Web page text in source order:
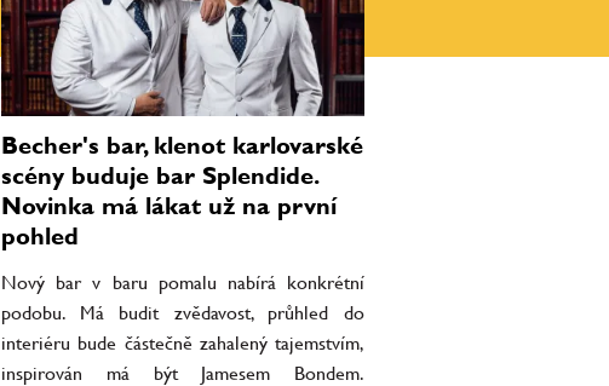
Becher's bar, klenot karlovarské
scény buduje bar Splendide.
Novinka má lákat už na první
pohled
Nový bar v baru pomalu nabírá konkrétní
podobu. Má budit zvědavost, průhled do
interiéru bude částečně zahalený tajemstvím,
inspirován má být Jamesem Bondem.